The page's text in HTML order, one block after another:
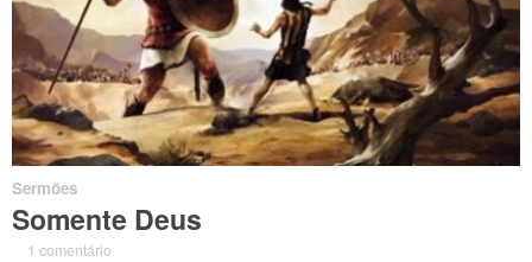
Sermões
Somente Deus
1 comentário